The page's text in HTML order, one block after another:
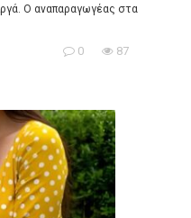
Ο αναπαραγωγέας στα
0 87